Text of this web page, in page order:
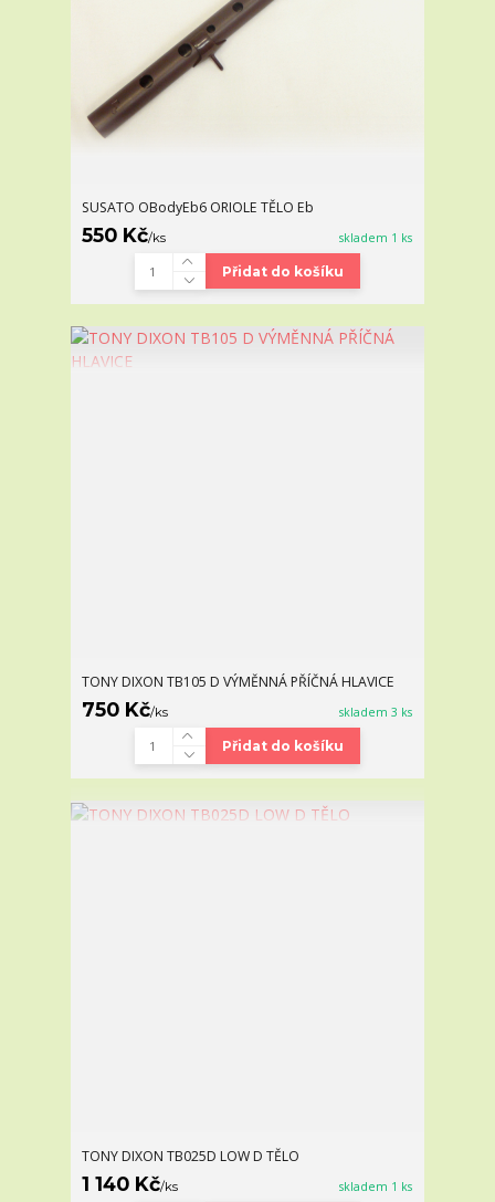
SUSATO OBodyEb6 ORIOLE TĚLO Eb
550 Kč/ks skladem 1 ks
Přidat do košíku
TONY DIXON TB105 D VÝMĚNNÁ PŘÍČNÁ HLAVICE
750 Kč/ks skladem 3 ks
Přidat do košíku
TONY DIXON TB025D LOW D TĚLO
1 140 Kč/ks skladem 1 ks